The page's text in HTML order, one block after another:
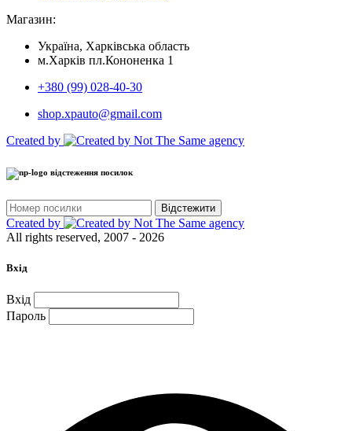
Магазин:
Україна, Харківська область
м.Харків пл.Кононенка 1
+380 (99) 028-40-30
shop.xpauto@gmail.com
Created by
відстеження посилок
Відстежити
Created by
All rights reserved, 2007 - 2026
Вхід
Вхід
Пароль